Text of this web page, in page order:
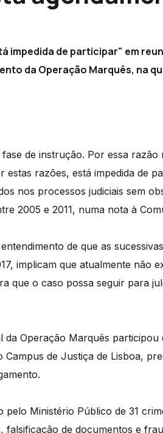
impedida de participar" em
da Operação Marquês, na
de instrução. Por essa
estas razões, está impedida de
nos processos judiciais sem
2005 e 2011, numa nota à
de que as
implicam que atualmente não
que o caso possa seguir para
Operação Marquês participou
de Justiça de Lisboa,
Ministério Público de 31
de documentos e